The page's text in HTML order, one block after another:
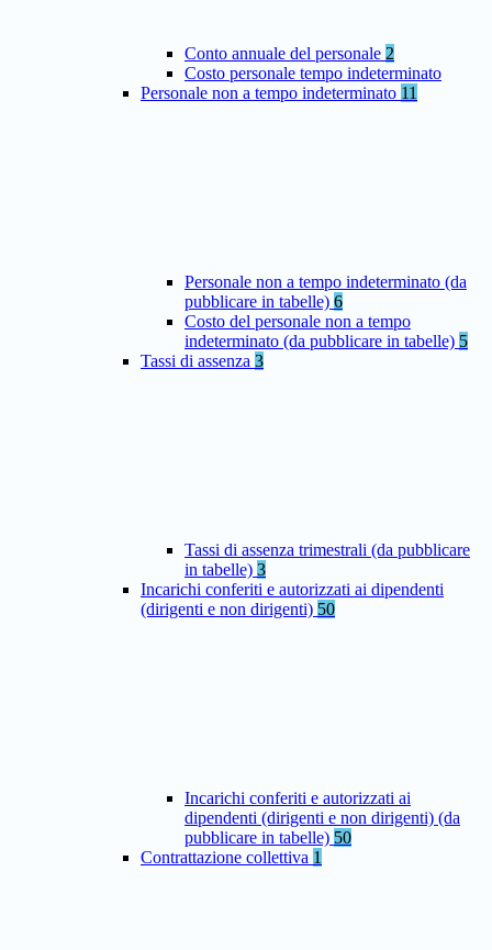
Conto annuale del personale 2
Costo personale tempo indeterminato
Personale non a tempo indeterminato 11
Personale non a tempo indeterminato (da
pubblicare in tabelle) 6
Costo del personale non a tempo
indeterminato (da pubblicare in tabelle) 5
Tassi di assenza 3
Tassi di assenza trimestrali (da pubblicare
in tabelle) 3
Incarichi conferiti e autorizzati ai dipendenti
(dirigenti e non dirigenti) 50
Incarichi conferiti e autorizzati ai
dipendenti (dirigenti e non dirigenti) (da
pubblicare in tabelle) 50
Contrattazione collettiva 1